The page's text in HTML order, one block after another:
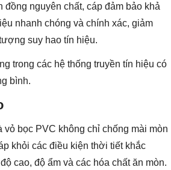
đồng nguyên chất, cáp đảm bảo khả
nhanh chóng và chính xác, giảm
suy hao tín hiệu.
trong các hệ thống truyền tín hiệu có
bình.
vỏ bọc PVC không chỉ chống mài mòn
khỏi các điều kiện thời tiết khắc
cao, độ ẩm và các hóa chất ăn mòn.